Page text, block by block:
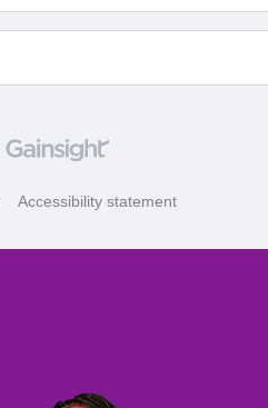
Accessibility statement